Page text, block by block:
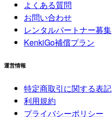
よくある質問
お問い合わせ
レンタルパートナー募集
KenkiGo補償プラン
運営情報
特定商取引に関する表記
利用規約
プライバシーポリシー